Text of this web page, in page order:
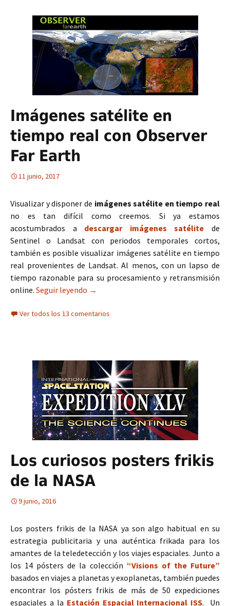
Imágenes satélite en
tiempo real con Observer
Far Earth
11 junio, 2017
Visualizar y disponer de imágenes satélite en tiempo real
no es tan difícil como creemos. Si ya estamos
acostumbrados a descargar imágenes satélitede
Sentinel o Landsat con periodos temporales cortos,
también es posible visualizar imágenes satélite en tiempo
real provenientes de Landsat. Al menos, con un lapso de
tiempo razonable para su procesamiento y retransmisión
online. Seguir leyendo Imágenes satélite en tiempo real con
→
Ver todos los 13 comentarios
Los curiosos posters frikis
de la NASA
9 junio, 2016
Los posters frikis de la NASA ya son algo habitual en su
estrategia publicitaria y una auténtica frikada para los
amantes de la teledetección y los viajes espaciales. Junto a
los 14 pósters de la colección “Visions of the Future”
basados en viajes a planetas y exoplanetas, también puedes
encontrar los pósters frikis de más de 50 expediciones
espaciales a la Estación Espacial Internacional ISS. Un